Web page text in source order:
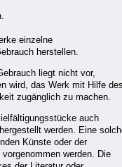
einzelne
herstellen.
liegt nicht vor,
wird, das Werk mit Hilfe
zugänglich zu machen.
auch
werden. Eine
Künste oder der
werden. Die